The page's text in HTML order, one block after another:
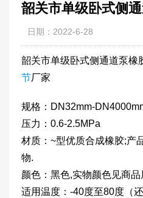
韶关市单级卧式侧
日期：2022-6-28
韶关市单级卧式侧通道泵橡
节厂家
规格：DN32mm-
压力：0.6-2.5MPa
材质：~型优质合成橡胶;产
物.
颜色：黑色,实物颜色见商品
适用温度：-40度至80度（